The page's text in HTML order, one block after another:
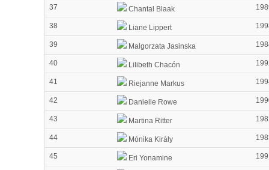
37 Chantal Blaak
38 Liane Lippert
39 Malgorzata Jasinska
40 Lilibeth Chacón
41 Riejanne Markus
42 Danielle Rowe
43 Martina Ritter
44 Mónika Király
45 Eri Yonamine